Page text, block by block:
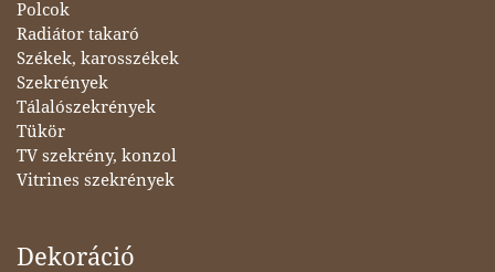
Polcok
Radiátor takaró
Székek, karosszékek
Szekrények
Tálalószekrények
Tükör
TV szekrény, konzol
Vitrines szekrények
Dekoráció